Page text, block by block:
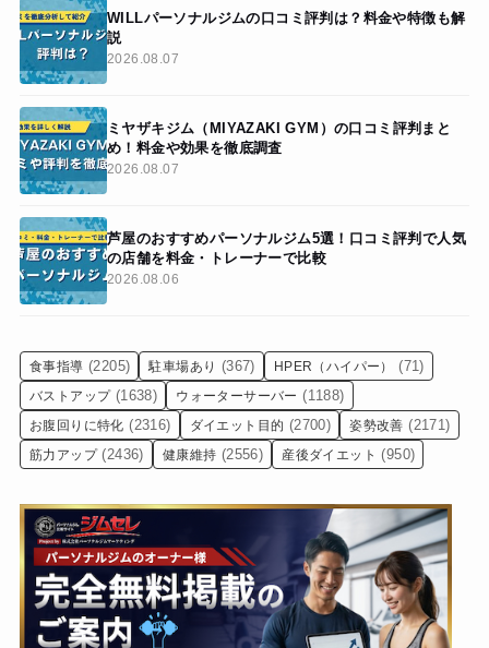
WILLパーソナルジムの口コミ評判は？料金や特徴も解
説
2026.08.07
ミヤザキジム（MIYAZAKI GYM）の口コミ評判まと
め！料金や効果を徹底調査
2026.08.07
芦屋のおすすめパーソナルジム5選！口コミ評判で人気
の店舗を料金・トレーナーで比較
2026.08.06
食事指導 (2205) 駐車場あり (367) HPER（ハイパー） (71)
バストアップ (1638) ウォーターサーバー (1188)
お腹回りに特化 (2316) ダイエット目的 (2700) 姿勢改善 (2171)
筋力アップ (2436) 健康維持 (2556) 産後ダイエット (950)